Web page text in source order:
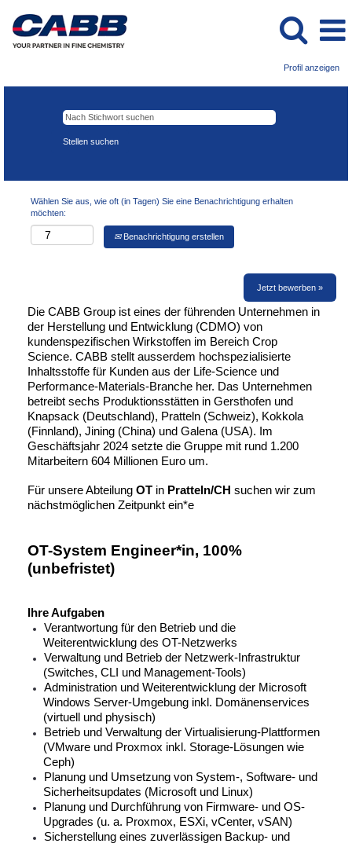
Profil anzeigen
Wählen Sie aus, wie oft (in Tagen) Sie eine Benachrichtigung erhalten
möchten:
Benachrichtigung erstellen
Jetzt bewerben »
Die CABB Group ist eines der führenden Unternehmen in
der Herstellung und Entwicklung (CDMO) von
kundenspezifischen Wirkstoffen im Bereich Crop
Science. CABB stellt ausserdem hochspezialisierte
Inhaltsstoffe für Kunden aus der Life-Science und
Performance-Materials-Branche her. Das Unternehmen
betreibt sechs Produktionsstätten in Gersthofen und
Knapsack (Deutschland), Pratteln (Schweiz), Kokkola
(Finnland), Jining (China) und Galena (USA). Im
Geschäftsjahr 2024 setzte die Gruppe mit rund 1.200
Mitarbeitern 604 Millionen Euro um.
Für unsere Abteilung OT in Pratteln/CH suchen wir zum
nächstmöglichen Zeitpunkt ein*e
OT-System Engineer*in, 100%
(unbefristet)
Ihre Aufgaben
Verantwortung für den Betrieb und die
Weiterentwicklung des OT-Netzwerks
Verwaltung und Betrieb der Netzwerk-Infrastruktur
(Switches, CLI und Management-Tools)
Administration und Weiterentwicklung der Microsoft
Windows Server-Umgebung inkl. Domänenservices
(virtuell und physisch)
Betrieb und Verwaltung der Virtualisierung-Plattformen
(VMware und Proxmox inkl. Storage-Lösungen wie
Ceph)
Planung und Umsetzung von System-, Software- und
Sicherheitsupdates (Microsoft und Linux)
Planung und Durchführung von Firmware- und OS-
Upgrades (u. a. Proxmox, ESXi, vCenter, vSAN)
Sicherstellung eines zuverlässigen Backup- und